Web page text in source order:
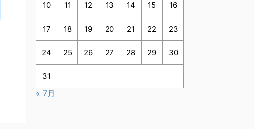
10 11 12 13 14 15 16
17 18 19 20 21 22 23
24 25 26 27 28 29 30
31
« 7月